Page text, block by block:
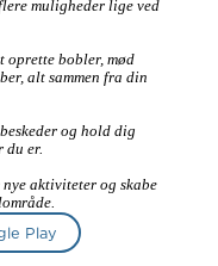
muligheder lige ved
oprette bobler, mød
alt sammen fra din
og hold dig
du er.
aktiviteter og skabe
Play